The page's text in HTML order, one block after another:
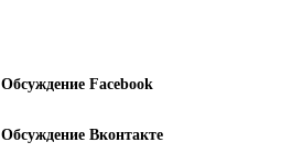
Обсуждение Facebook
Обсуждение Вконтакте